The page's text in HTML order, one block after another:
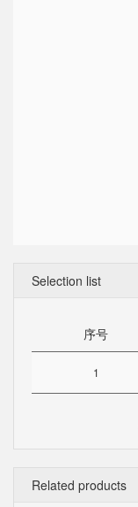
Selection list
序号
1
Related products